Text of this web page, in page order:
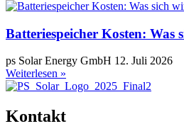
Batteriespeicher Kosten:
ps Solar Energy GmbH 12. Juli 2026
Weiterlesen »
Kontakt